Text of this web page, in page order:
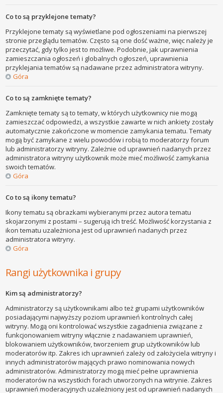
Co to są przyklejone tematy?
Przyklejone tematy są wyświetlane pod ogłoszeniami na pierwszej
stronie przeglądu tematów. Często są one dość ważne, więc należy je
przeczytać, gdy tylko jest to możliwe. Podobnie, jak uprawnienia
zamieszczania ogłoszeń i globalnych ogłoszeń, uprawnienia
przyklejania tematów są nadawane przez administratora witryny.
Góra
Co to są zamknięte tematy?
Zamknięte tematy są to tematy, w których użytkownicy nie mogą
zamieszczać odpowiedzi, a wszystkie zawarte w nich ankiety zostały
automatycznie zakończone w momencie zamykania tematu. Tematy
mogą być zamykane z wielu powodów i robią to moderatorzy forum
lub administratorzy witryny. Zależnie od uprawnień nadanych przez
administratora witryny użytkownik może mieć możliwość zamykania
swoich tematów.
Góra
Co to są ikony tematu?
Ikony tematu są obrazkami wybieranymi przez autora tematu
skojarzonymi z postami – sugerują ich treść. Możliwość korzystania z
ikon tematu uzależniona jest od uprawnień nadanych przez
administratora witryny.
Góra
Rangi użytkownika i grupy
Kim są administratorzy?
Administratorzy są użytkownikami albo też grupami użytkowników
posiadającymi najwyższy poziom uprawnień kontrolnych całej
witryny. Mogą oni kontrolować wszystkie zagadnienia związane z
funkcjonowaniem witryny włącznie z nadawaniem uprawnień,
blokowaniem użytkowników, tworzeniem grup użytkowników lub
moderatorów itp. Zakres ich uprawnień zależy od założyciela witryny i
innych administratorów mających prawo nominowania nowych
administratorów. Administratorzy mogą mieć pełne uprawnienia
moderatorów na wszystkich forach utworzonych na witrynie. Zakres
uprawnień moderacyjnych uzależniony jest od uprawnień nadanych